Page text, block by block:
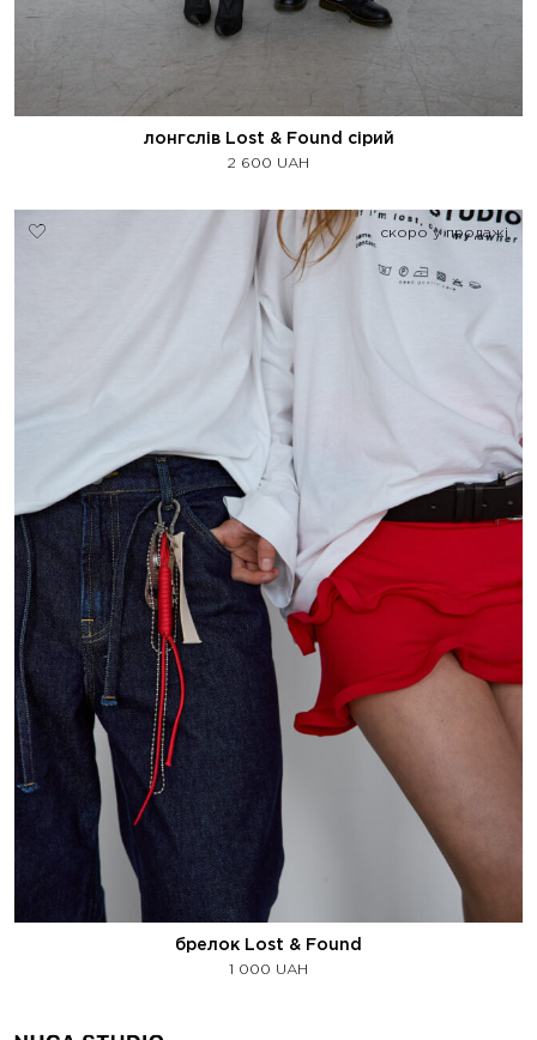
лонгслів Lost & Found сірий
2 600 UAH
скоро у продажі
брелок Lost & Found
1 000 UAH